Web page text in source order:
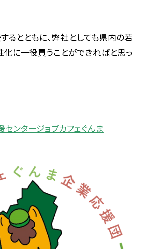
るとともに、弊社としても県内の若
に一役買うことができればと思っ
ンタージョブカフェぐんま